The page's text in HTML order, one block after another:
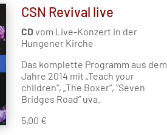
CSN Revival live
CDvom Live-Konzert in der
Hungener Kirche
Das komplette Programm aus dem
Jahre 2014 mit „Teach your
children“, „The Boxer“, “Seven
Bridges Road” uva.
5,00 €